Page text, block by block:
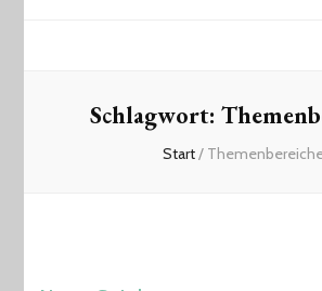
Schlagwort:
Start/